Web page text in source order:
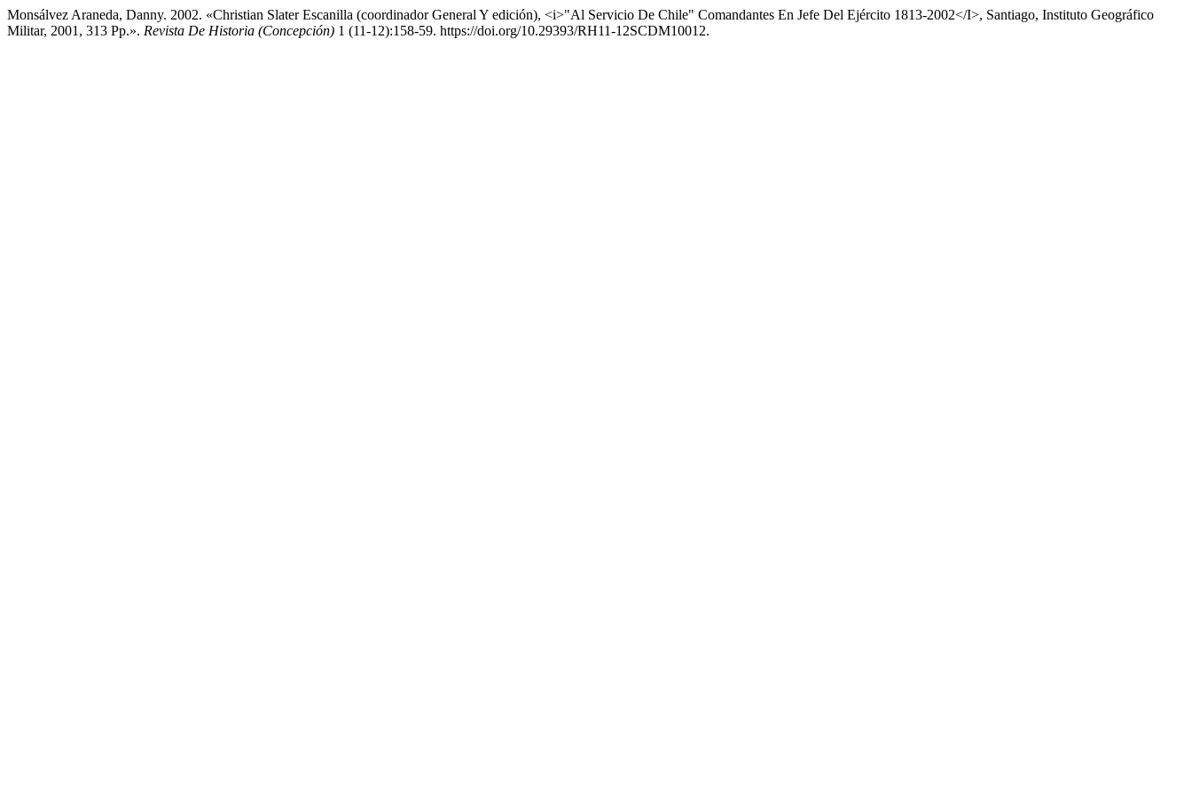
Monsálvez Araneda, Danny. 2002. «Christian Slater Escanilla (coordinador General Y edición), <i>"Al Servicio De Chile" Comandantes En Jefe Del Ejército 1813-2002</I>, Santiago, Instituto Geográfico
Militar, 2001, 313 Pp.». Revista De Historia (Concepción) 1 (11-12):158-59. https://doi.org/10.29393/RH11-12SCDM10012.